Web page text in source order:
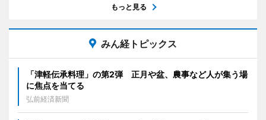
もっと見る
みん経トピックス
「津軽伝承料理」の第2弾 正月や盆、農事など人が集う場
に焦点を当てる
弘前経済新聞